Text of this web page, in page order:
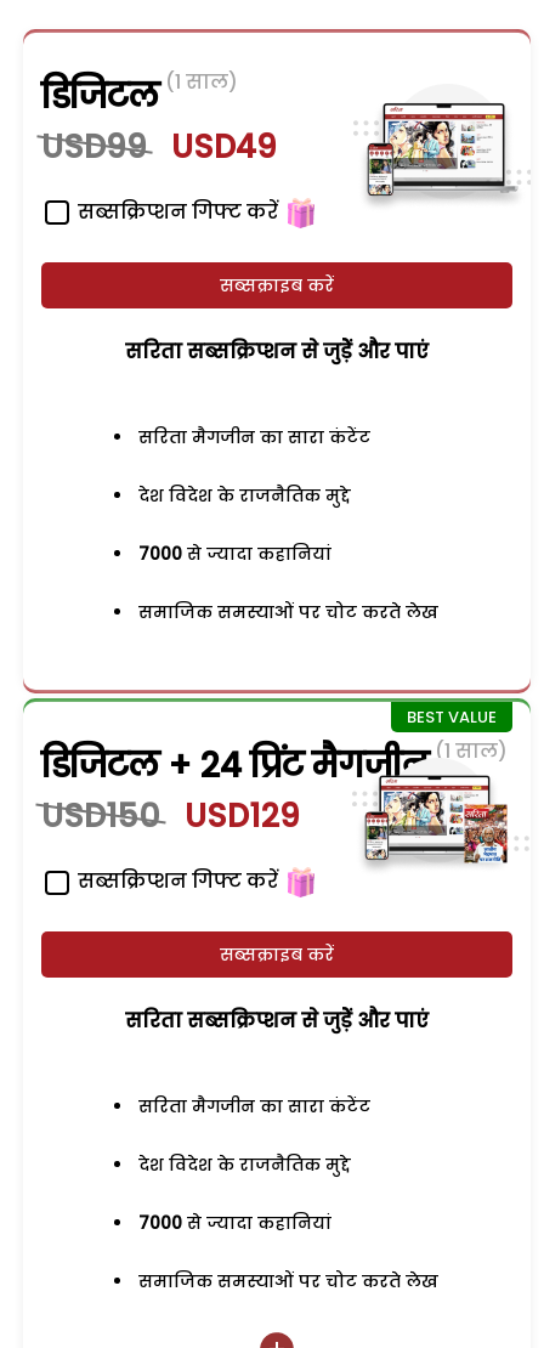
डिजिटल (1 साल)
USD99 USD49
सब्सक्रिप्शन गिफ्ट करें
सब्सक्राइब करें
सरिता सब्सक्रिप्शन से जुड़ेें और पाएं
सरिता मैगजीन का सारा कंटेंट
देश विदेश के राजनैतिक मुद्दे
7000 से ज्यादा कहानियां
समाजिक समस्याओं पर चोट करते लेख
डिजिटल + 24 प्रिंट मैगजीन (1 साल)
USD150 USD129
सब्सक्रिप्शन गिफ्ट करें
सब्सक्राइब करें
सरिता सब्सक्रिप्शन से जुड़ेें और पाएं
सरिता मैगजीन का सारा कंटेंट
देश विदेश के राजनैतिक मुद्दे
7000 से ज्यादा कहानियां
समाजिक समस्याओं पर चोट करते लेख